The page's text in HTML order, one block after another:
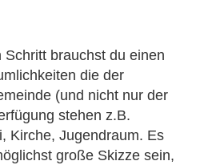
Schritt brauchst du einen
die der
(und nicht nur der
stehen z.B.
Kirche, Jugendraum. Es
große Skizze sein,